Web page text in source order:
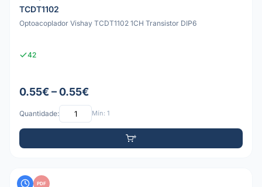
TCDT1102
Optoacoplador Vishay TCDT1102 1CH Transistor DIP6
42
0.55€ – 0.55€
Quantidade: Mín: 1
PDF